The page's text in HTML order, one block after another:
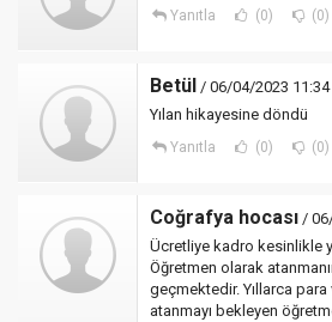
Yanıtla (0) (0)
Betül / 06/04/2023 11:34
Yılan hikayesine döndü
Yanıtla (0) (0)
Coğrafya hocası /
Ücretliye kadro kesinlikle
Öğretmen olarak
geçmektedir. Yıllarca para
atanmayı bekleyen